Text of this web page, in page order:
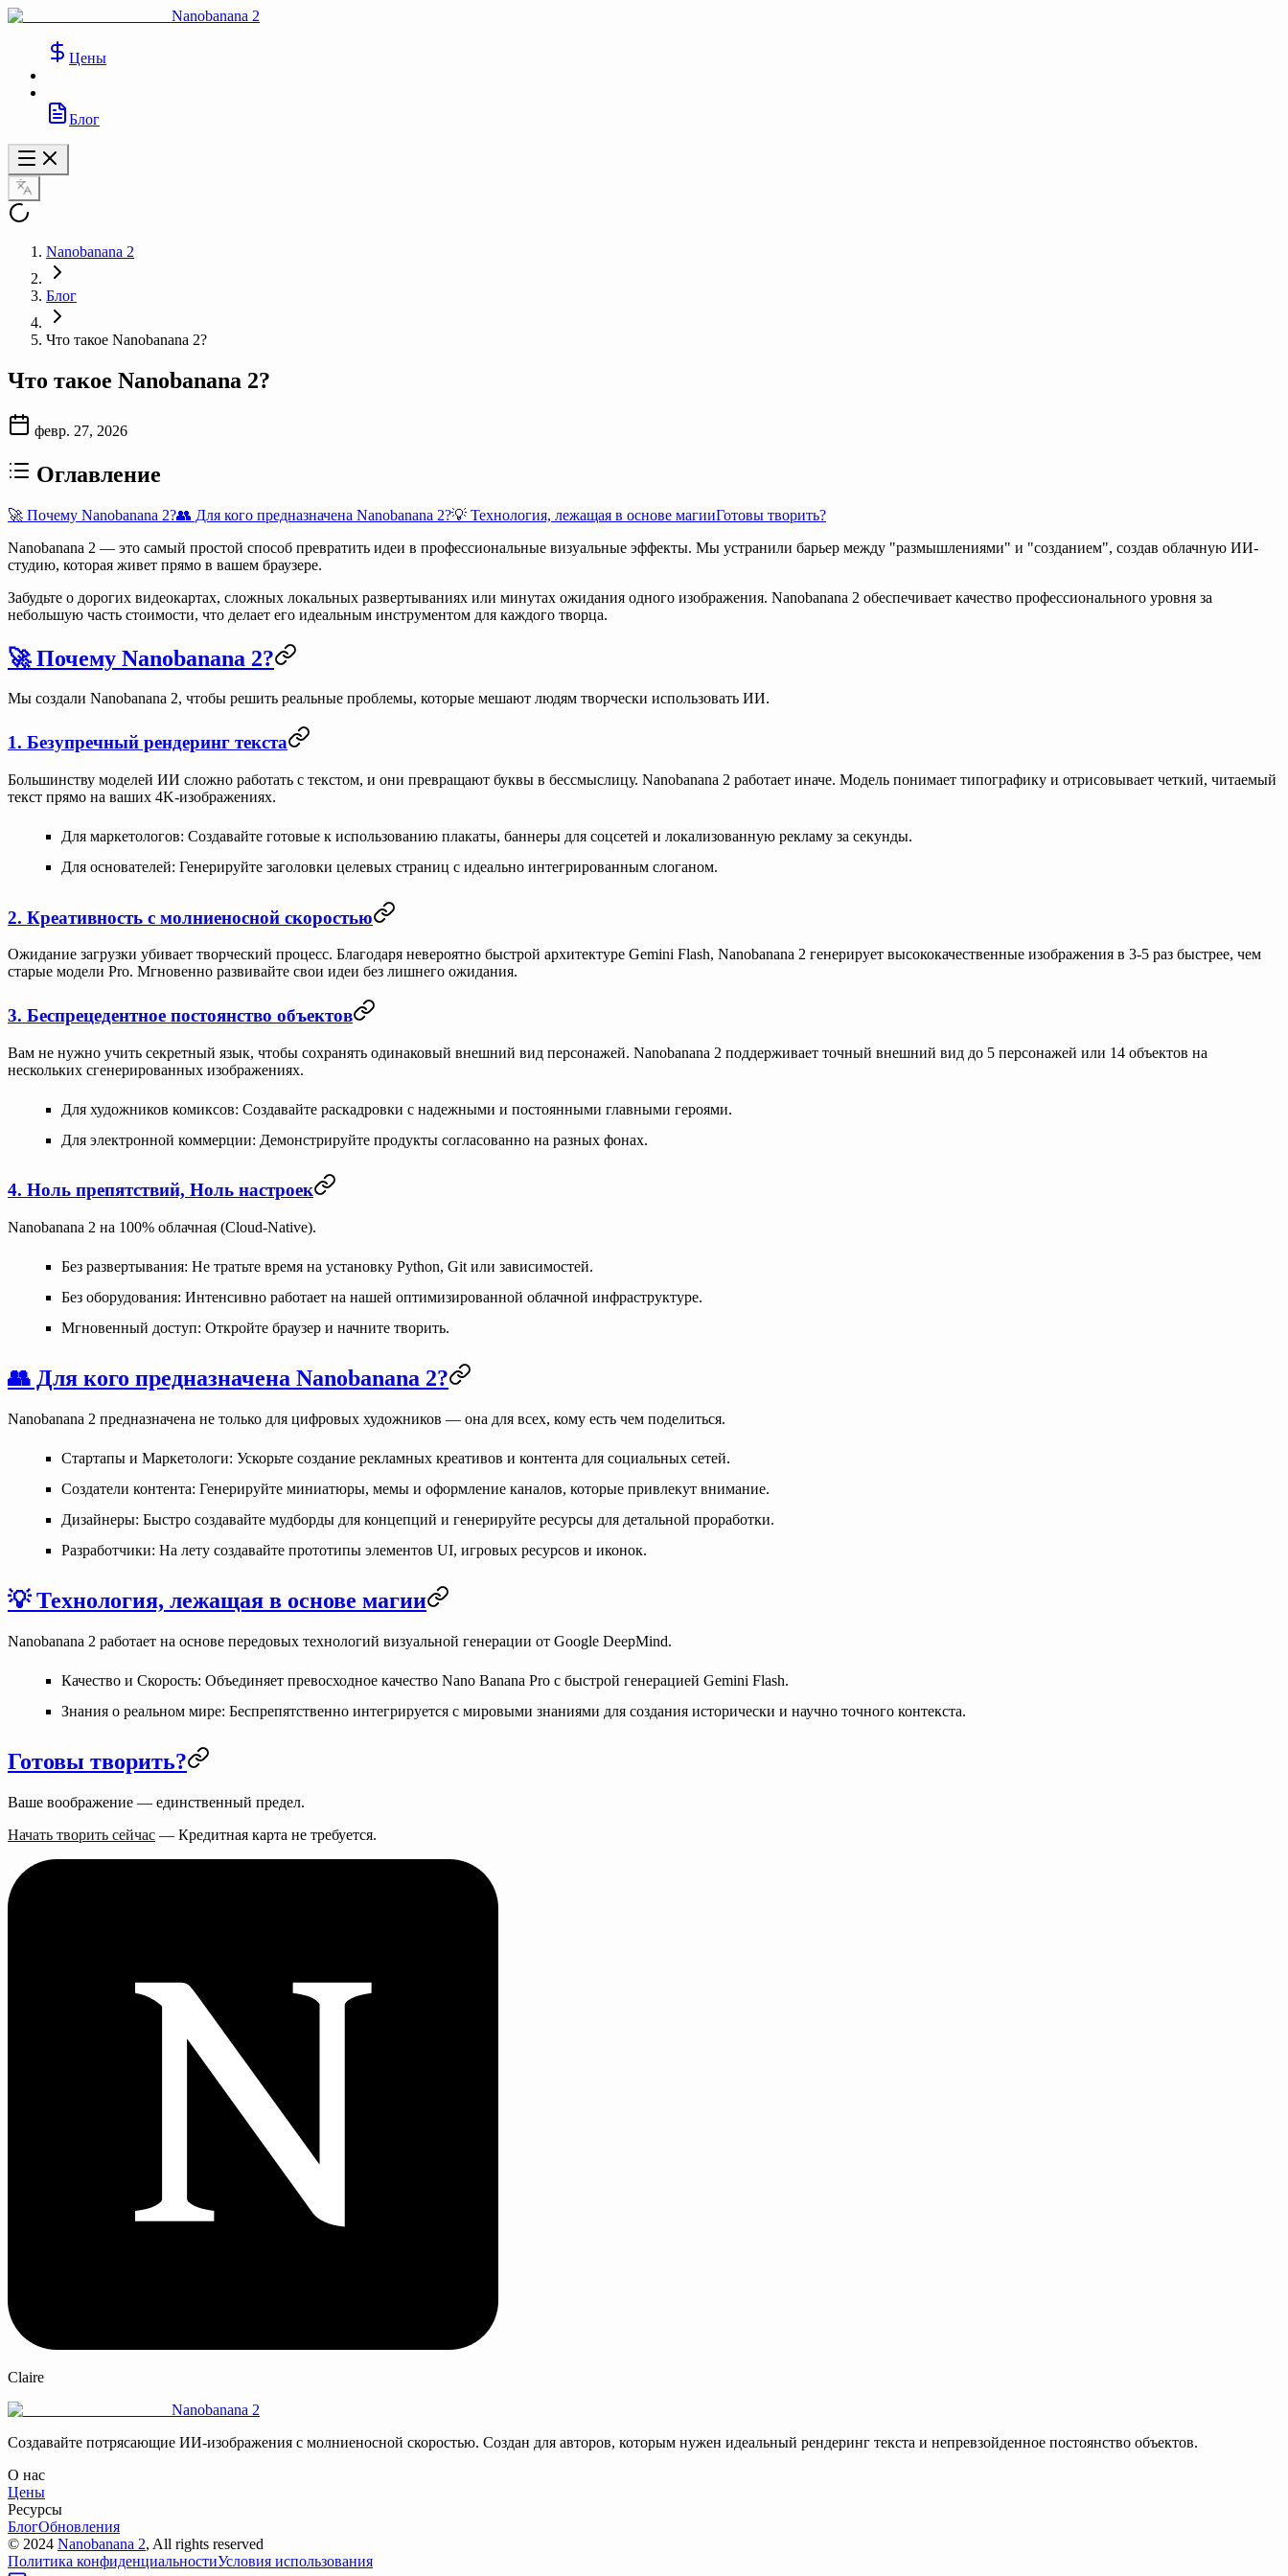
Nanobanana 2
Цены
Блог
Nanobanana 2
Блог
Что такое Nanobanana 2?
Что такое Nanobanana 2?
февр. 27, 2026
Оглавление
🚀 Почему Nanobanana 2?👥 Для кого предназначена Nanobanana 2?💡 Технология, лежащая в основе магииГотовы творить?
Nanobanana 2 — это самый простой способ превратить идеи в профессиональные визуальные эффекты. Мы устранили барьер между "размышлениями" и "созданием", создав облачную ИИ-
студию, которая живет прямо в вашем браузере.
Забудьте о дорогих видеокартах, сложных локальных развертываниях или минутах ожидания одного изображения. Nanobanana 2 обеспечивает качество профессионального уровня за
небольшую часть стоимости, что делает его идеальным инструментом для каждого творца.
🚀 Почему Nanobanana 2?
Мы создали Nanobanana 2, чтобы решить реальные проблемы, которые мешают людям творчески использовать ИИ.
1. Безупречный рендеринг текста
Большинству моделей ИИ сложно работать с текстом, и они превращают буквы в бессмыслицу. Nanobanana 2 работает иначе. Модель понимает типографику и отрисовывает четкий, читаемый
текст прямо на ваших 4K-изображениях.
Для маркетологов: Создавайте готовые к использованию плакаты, баннеры для соцсетей и локализованную рекламу за секунды.
Для основателей: Генерируйте заголовки целевых страниц с идеально интегрированным слоганом.
2. Креативность с молниеносной скоростью
Ожидание загрузки убивает творческий процесс. Благодаря невероятно быстрой архитектуре Gemini Flash, Nanobanana 2 генерирует высококачественные изображения в 3-5 раз быстрее, чем
старые модели Pro. Мгновенно развивайте свои идеи без лишнего ожидания.
3. Беспрецедентное постоянство объектов
Вам не нужно учить секретный язык, чтобы сохранять одинаковый внешний вид персонажей. Nanobanana 2 поддерживает точный внешний вид до 5 персонажей или 14 объектов на
нескольких сгенерированных изображениях.
Для художников комиксов: Создавайте раскадровки с надежными и постоянными главными героями.
Для электронной коммерции: Демонстрируйте продукты согласованно на разных фонах.
4. Ноль препятствий, Ноль настроек
Nanobanana 2 на 100% облачная (Cloud-Native).
Без развертывания: Не тратьте время на установку Python, Git или зависимостей.
Без оборудования: Интенсивно работает на нашей оптимизированной облачной инфраструктуре.
Мгновенный доступ: Откройте браузер и начните творить.
👥 Для кого предназначена Nanobanana 2?
Nanobanana 2 предназначена не только для цифровых художников — она для всех, кому есть чем поделиться.
Стартапы и Маркетологи: Ускорьте создание рекламных креативов и контента для социальных сетей.
Создатели контента: Генерируйте миниатюры, мемы и оформление каналов, которые привлекут внимание.
Дизайнеры: Быстро создавайте мудборды для концепций и генерируйте ресурсы для детальной проработки.
Разработчики: На лету создавайте прототипы элементов UI, игровых ресурсов и иконок.
💡 Технология, лежащая в основе магии
Nanobanana 2 работает на основе передовых технологий визуальной генерации от Google DeepMind.
Качество и Скорость: Объединяет превосходное качество Nano Banana Pro с быстрой генерацией Gemini Flash.
Знания о реальном мире: Беспрепятственно интегрируется с мировыми знаниями для создания исторически и научно точного контекста.
Готовы творить?
Ваше воображение — единственный предел.
Начать творить сейчас — Кредитная карта не требуется.
Claire
Nanobanana 2
Создавайте потрясающие ИИ-изображения с молниеносной скоростью. Создан для авторов, которым нужен идеальный рендеринг текста и непревзойденное постоянство объектов.
О нас
Цены
Ресурсы
БлогОбновления
© 2024 Nanobanana 2, All rights reserved
Политика конфиденциальностиУсловия использования